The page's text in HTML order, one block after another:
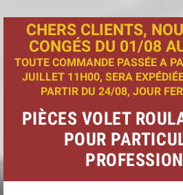
CHERS CLIENTS,
CONGÉS DU 01/08
TOUTE COMMANDE PASSÉE A
JUILLET 11H00, SERA
PARTIR DU 24/08, JOUR
PIÈCES VOLET
POUR